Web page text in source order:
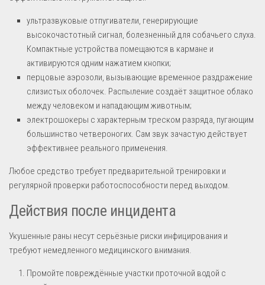
ультразвуковые отпугиватели, генерирующие
высокочастотный сигнал, болезненный для собачьего слуха.
Компактные устройства помещаются в кармане и
активируются одним нажатием кнопки;
перцовые аэрозоли, вызывающие временное раздражение
слизистых оболочек. Распыление создаёт защитное облако
между человеком и нападающим животным;
электрошокеры с характерным треском разряда, пугающим
большинство четвероногих. Сам звук зачастую действует
эффективнее реального применения.
Любое средство требует предварительной тренировки и
регулярной проверки работоспособности перед выходом.
Действия после инцидента
Укушенные раны несут серьёзные риски инфицирования и
требуют немедленного медицинского внимания.
Промойте повреждённые участки проточной водой с